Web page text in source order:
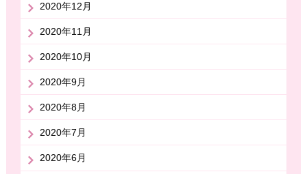
2020年12月
2020年11月
2020年10月
2020年9月
2020年8月
2020年7月
2020年6月